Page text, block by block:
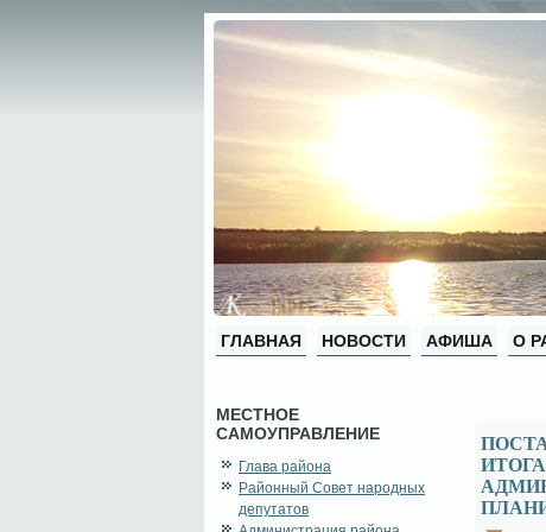
ГЛАВНАЯ НОВОСТИ АФИША О
МЕСТНОЕ
САМОУПРАВЛЕНИЕ
Глава района
Районный Совет народных
депутатов